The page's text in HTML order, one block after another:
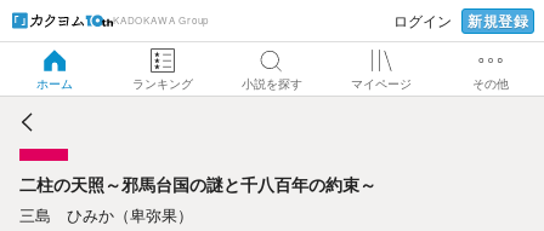
KADOKAWA Group ログイン 新規登録
ホーム ランキング 小説を探す マイページ その他
二柱の天照～邪馬台国の謎と千八百年の約束～
二柱の天照～邪馬台国の謎と千八百年の約束～
三島 ひみか（卑弥果）